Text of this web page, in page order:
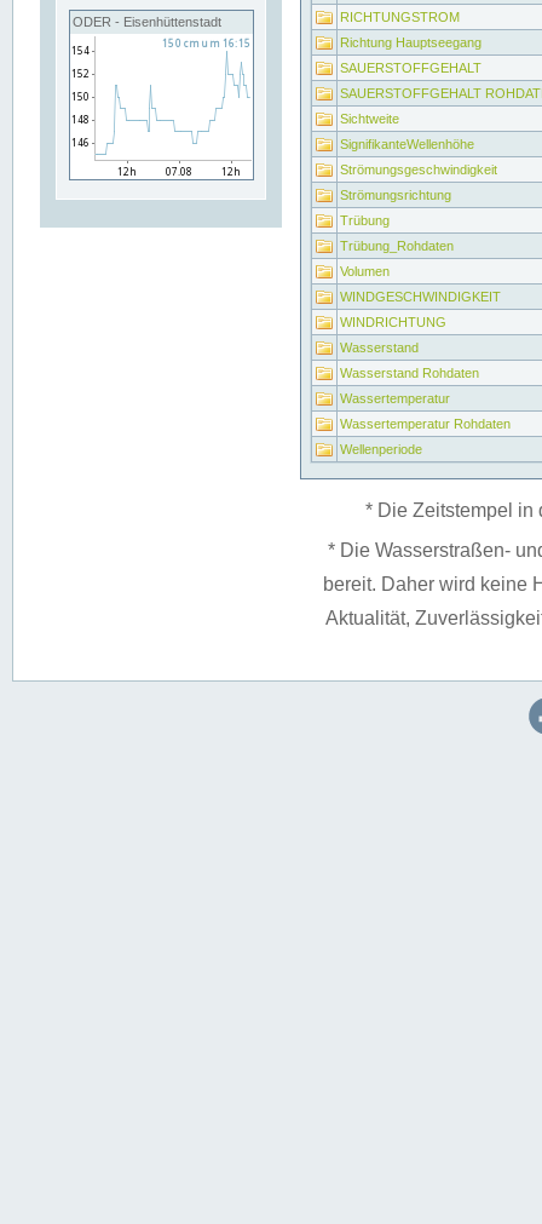
ODER - Eisenhüttenstadt
RICHTUNGSTROM
Richtung Hauptseegang
SAUERSTOFFGEHALT
SAUERSTOFFGEHALT
Sichtweite
SignifikanteWellenhöhe
Strömungsgeschwindigkeit
Strömungsrichtung
Trübung
Trübung_Rohdaten
Volumen
WINDGESCHWINDIGKEIT
WINDRICHTUNG
Wasserstand
Wasserstand Rohdaten
Wassertemperatur
Wassertemperatur Rohdaten
Wellenperiode
* Die Zeitstempel in
* Die Wasserstraßen-
bereit. Daher wird keine
Aktualität,